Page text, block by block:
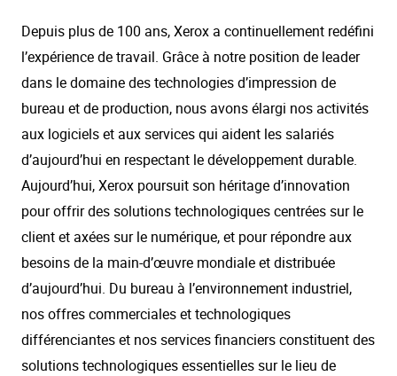
Depuis plus de 100 ans, Xerox a continuellement redéfini
l’expérience de travail. Grâce à notre position de leader
dans le domaine des technologies d’impression de
bureau et de production, nous avons élargi nos activités
aux logiciels et aux services qui aident les salariés
d’aujourd’hui en respectant le développement durable.
Aujourd’hui, Xerox poursuit son héritage d’innovation
pour offrir des solutions technologiques centrées sur le
client et axées sur le numérique, et pour répondre aux
besoins de la main-d’œuvre mondiale et distribuée
d’aujourd’hui. Du bureau à l’environnement industriel,
nos offres commerciales et technologiques
différenciantes et nos services financiers constituent des
solutions technologiques essentielles sur le lieu de